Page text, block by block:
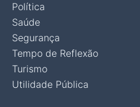
Política
Saúde
Segurança
Tempo de Reflexão
Turismo
Utilidade Pública